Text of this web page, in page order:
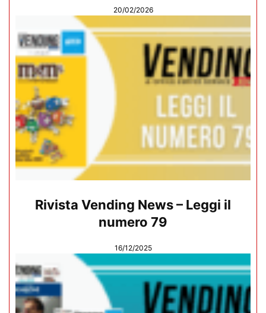
20/02/2026
Rivista Vending News – Leggi il
numero 79
16/12/2025